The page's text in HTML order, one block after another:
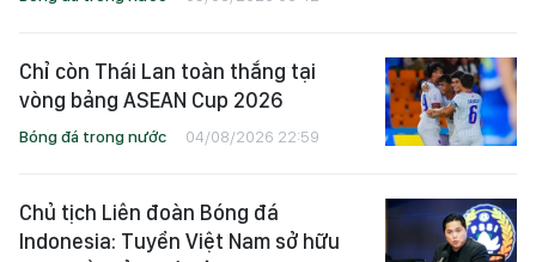
Chỉ còn Thái Lan toàn thắng tại
vòng bảng ASEAN Cup 2026
Bóng đá trong nước 04/08/2026 22:59
Chủ tịch Liên đoàn Bóng đá
Indonesia: Tuyển Việt Nam sở hữu